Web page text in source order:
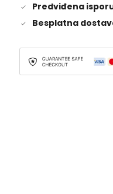
Predviđena
Besplatna